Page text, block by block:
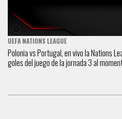
UEFA NATIONS LEAGUE
Polonia vs Portugal, en vivo la Nations
goles del juego de la jornada 3 al